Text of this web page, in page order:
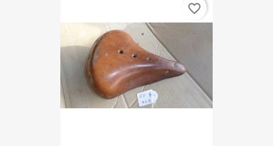
favorite_border